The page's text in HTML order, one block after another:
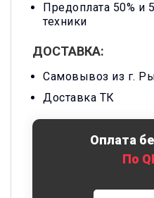
Предоплата 50% и
техники
ДОСТАВКА:
Самовывоз из г.
Доставка ТК
Оплата
По